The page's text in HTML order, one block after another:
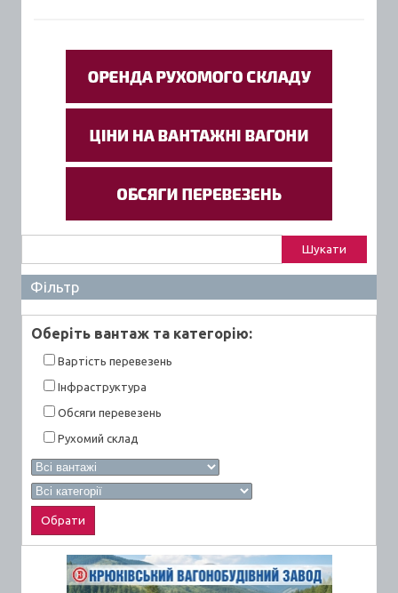
Фільтр
Оберiть вантаж та категорiю:
Вартiсть перевезень
Інфраструктура
Обсяги перевезень
Рухомий склад